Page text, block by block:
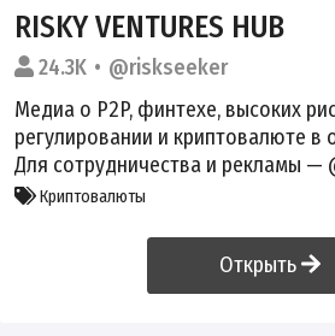
RISKY VENTURES HUB
24.3K
@riskseeker
Медиа о P2P, финтехе, высоких
регулировании и криптовалюте в
Для сотрудничества и рекламы —
Криптовалюты
Открыть